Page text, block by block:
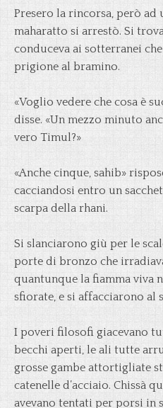
Presero la rincorsa, però
maharatto si arrestò. Si
conduceva ai sotterranei
prigione al bramino.
«Voglio vedere che cosa è
disse. «Un mezzo minuto
vero Timul?»
«Anche cinque, sahib»
cacciandosi entro un
scarpa della rhani.
Si slanciarono giù per le
porte di bronzo che
quantunque la fiamma viva
sfiorate, e si affacciarono al
I poveri filosofi giacevano
becchi aperti, le ali tutte
grosse gambe attortigliate
catenelle d’acciaio. Chissà
avevano tentati per porsi in